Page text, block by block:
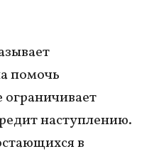
помочь
наступлению.
в